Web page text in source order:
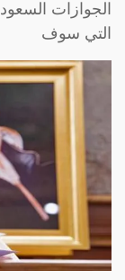
الجوازات
التي سوف